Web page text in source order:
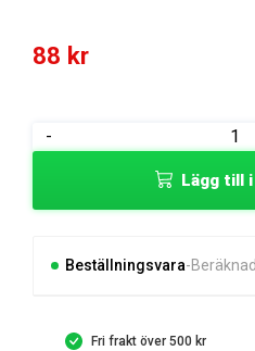
88 kr
-
SERVICEPLUGG
Lägg till
Beställningsvara
Fri frakt över 500 kr